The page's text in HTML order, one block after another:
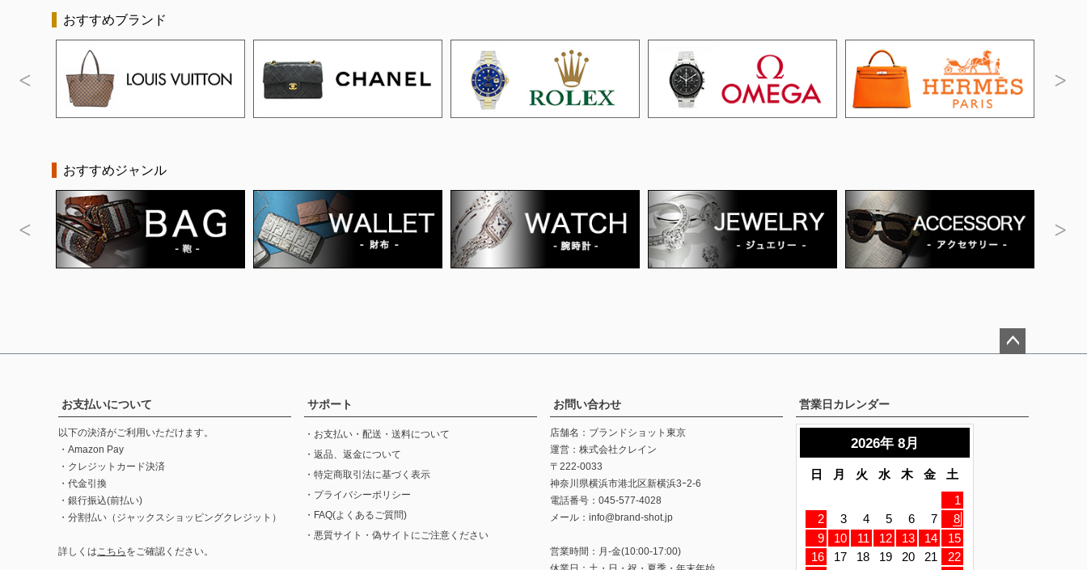
おすすめブランド
おすすめジャンル
へ
お支払いについて
以下の決済がご利用いただけます。
・Amazon Pay
・クレジットカード決済
・代金引換
・銀行振込(前払い)
・分割払い（ジャックスショッピングクレジット）
詳しくはこちら をご確認ください。
サポート
・お支払い・配送・送料について
・返品、返金について
・特定商取引法に基づく表示
・プライバシーポリシー
・FAQ(よくあるご質問)
・悪質サイト・偽サイトにご注意ください
お問い合わせ
店舗名：ブランドショット東京
運営：株式会社クレイン
〒222-0033
神奈川県横浜市港北区新横浜3ｰ2-6
電話番号：045-577-4028
メール：info@brand-shot.jp
営業時間：月-金(10:00-17:00)
営業日カレンダー